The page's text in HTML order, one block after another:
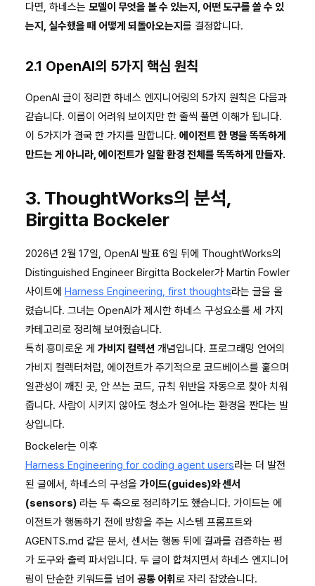
다면, 하네스는 모델이 무엇을 볼 수 있는지, 어떤 도구를 쓸 수 있
는지, 실수했을 때 어떻게 되돌아오는지 를 결정합니다.
2.1 OpenAI의 5가지 핵심 원칙
OpenAI 글이 정리한 하네스 엔지니어링의 5가지 원칙은 다음과
같습니다. 이름이 어려워 보이지만 한 줄씩 풀면 이해가 됩니다.
이 5가지가 결국 한 가지를 말합니다. 에이전트 한 명을 똑똑하게
만드는 게 아니라, 에이전트가 일할 환경 전체를 똑똑하게 만들자.
3. ThoughtWorks의 분석,
Birgitta Bockeler
2026년 2월 17일, OpenAI 발표 6일 뒤에 ThoughtWorks의
Distinguished Engineer Birgitta Bockeler가 Martin Fowler
사이트에 Harness Engineering, first thoughts라는 글을 올
렸습니다. 그녀는 OpenAI가 제시한 하네스 구성요소를 세 가지
카테고리로 정리해 보여줬습니다.
특히 흥미로운 게 가비지 컬렉션 개념입니다. 프로그래밍 언어의
가비지 컬렉터처럼, 에이전트가 주기적으로 코드베이스를 훑으며
일관성이 깨진 곳, 안 쓰는 코드, 규칙 위반을 자동으로 찾아 치워
줍니다. 사람이 시키지 않아도 청소가 일어나는 환경을 짠다는 발
상입니다.
Bockeler는 이후
Harness Engineering for coding agent users라는 더 발전
된 글에서, 하네스의 구성을 가이드(guides)와 센서
(sensors) 라는 두 축으로 정리하기도 했습니다. 가이드는 에
이전트가 행동하기 전에 방향을 주는 시스템 프롬프트와
AGENTS.md 같은 문서, 센서는 행동 뒤에 결과를 검증하는 평
가 도구와 출력 파서입니다. 두 글이 합쳐지면서 하네스 엔지니어
링이 단순한 키워드를 넘어 공통 어휘 로 자리 잡았습니다.